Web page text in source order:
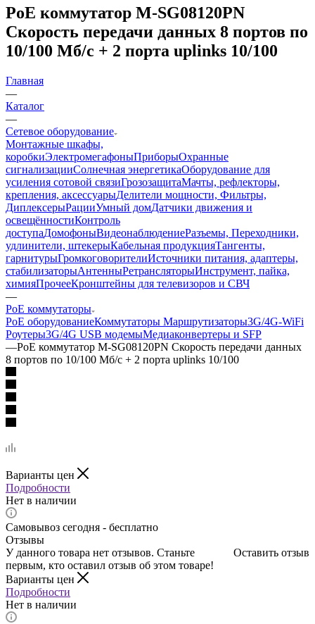
PoE коммутатор M-SG08120PN
Скорость передачи данных 8 портов по
10/100 Мб/с + 2 порта uplinks 10/100
Главная
—
Каталог
—
Сетевое оборудование
Монтажные шкафы,
коробкиЭлектромегафоныПриборыОхранные
сигнализацииСолнечная энергетикаОборудование для
усиления сотовой связиГрозозащитаМачты, рефлекторы,
крепления, аксессуарыДелители мощности, Фильтры,
ДиплексерыРацииУмный домДатчики движения и
освещённостиКонтроль
доступаДомофоныВидеонаблюдениеРазъемы, Переходники,
удлинители, штекерыКабельная продукцияТангенты,
гарнитурыГромкоговорителиИсточники питания, адаптеры,
стабилизаторыАнтенныРетрансляторыИнструмент, пайка,
химияПрочееКронштейны для телевизоров и СВЧ
—
PoE коммутаторы
PoE оборудованиеКоммутаторы Маршрутизаторы3G/4G-WiFi
Роутеры3G/4G USB модемыМедиаконвертеры и SFP
—PoE коммутатор M-SG08120PN Скорость передачи данных
8 портов по 10/100 Мб/с + 2 порта uplinks 10/100
Варианты цен
Подробности
Нет в наличии
Самовывоз сегодня - бесплатно
Отзывы
Оставить отзыв
У данного товара нет отзывов. Станьте
первым, кто оставил отзыв об этом товаре!
Варианты цен
Подробности
Нет в наличии